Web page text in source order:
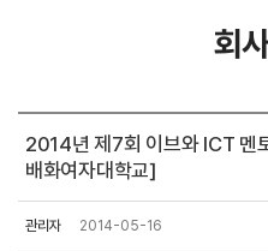
회
2014년 제7회 이브와 ICT 멘
배화여자대학교]
관리자 2014-05-16